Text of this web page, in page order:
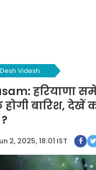
Desh Videsh
हरियाणा
होगी बारिश,
2, 2025, 18:01 IST